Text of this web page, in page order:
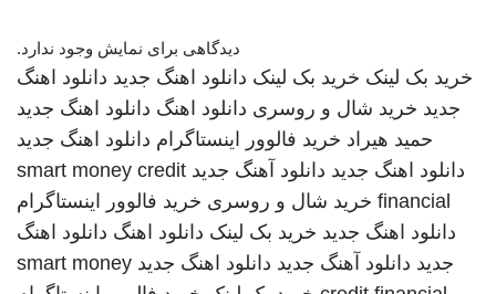
دیدگاهی برای نمایش وجود ندارد.
خرید بک لینک خرید بک لینک دانلود اهنگ جدید دانلود اهنگ
جدید خرید شال و روسری دانلود اهنگ دانلود اهنگ جدید
حمید هیراد خرید فالوور اینستاگرام دانلود اهنگ جدید
دانلود اهنگ جدید دانلود آهنگ جدید smart money credit
financial خرید شال و روسری خرید فالوور اینستاگرام
دانلود اهنگ جدید خرید بک لینک دانلود اهنگ دانلود اهنگ
جدید دانلود آهنگ جدید دانلود اهنگ جدید smart money